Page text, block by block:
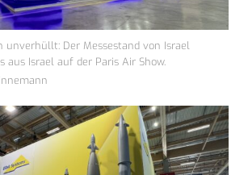
unverhüllt: Der Messestand von Israel
aus Israel auf der Paris Air Show.